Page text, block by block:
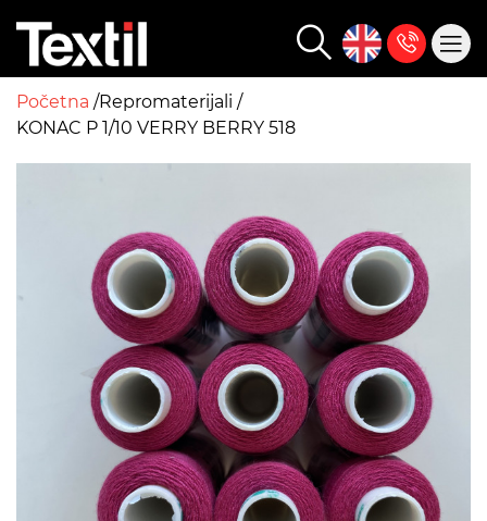
Početna Repromaterijali
KONAC P 1/10 VERRY BERRY 518